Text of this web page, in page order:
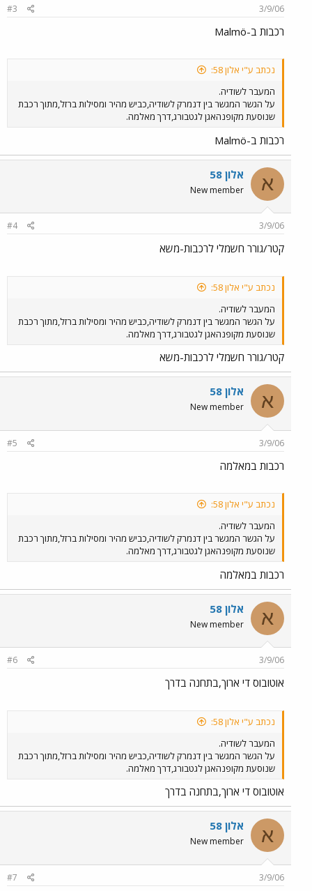
3/9/06
#3
רכבות ב-Malmö
נכתב ע"י אלון 58:
המעבר לשודיה.
על הגשר המגשר בין דנמרק לשודיה,כביש מהיר ומסילות ברזל,מתוך רכבת
שנוסעת מקופנהאגן לגטבורג,דרך מאלמה.
רכבות ב-Malmö
א אלון 58
New member
3/9/06
#4
קטר/גורר חשמלי לרכבות-משא
נכתב ע"י אלון 58:
המעבר לשודיה.
על הגשר המגשר בין דנמרק לשודיה,כביש מהיר ומסילות ברזל,מתוך רכבת
שנוסעת מקופנהאגן לגטבורג,דרך מאלמה.
קטר/גורר חשמלי לרכבות-משא
א אלון 58
New member
3/9/06
#5
רכבות במאלמה
נכתב ע"י אלון 58:
המעבר לשודיה.
על הגשר המגשר בין דנמרק לשודיה,כביש מהיר ומסילות ברזל,מתוך רכבת
שנוסעת מקופנהאגן לגטבורג,דרך מאלמה.
רכבות במאלמה
א אלון 58
New member
3/9/06
#6
אוטובוס די ארוך,בתחנה בדרך
נכתב ע"י אלון 58:
המעבר לשודיה.
על הגשר המגשר בין דנמרק לשודיה,כביש מהיר ומסילות ברזל,מתוך רכבת
שנוסעת מקופנהאגן לגטבורג,דרך מאלמה.
אוטובוס די ארוך,בתחנה בדרך
א אלון 58
New member
3/9/06
#7